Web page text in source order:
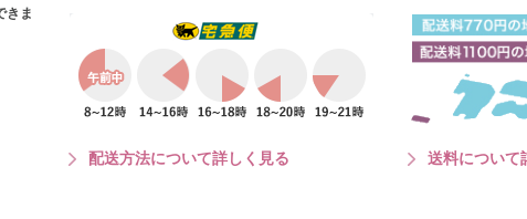
きま
配送方法について詳しく見る 送料について